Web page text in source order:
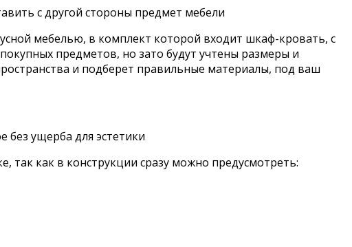
с другой стороны предмет мебели
мебелью, в комплект которой входит шкаф-кровать, с
предметов, но зато будут учтены размеры и
и подберет правильные материалы, под ваш
без ущерба для эстетики
так как в конструкции сразу можно предусмотреть: